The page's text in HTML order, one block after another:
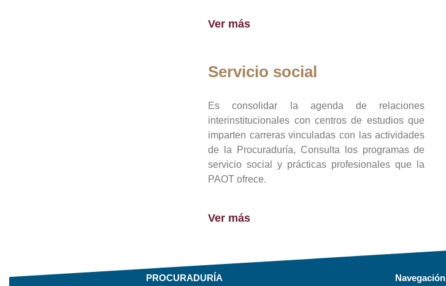
Ver más
Servicio social
Es consolidar la agenda de relaciones
interinstitucionales con centros de estudios que
imparten carreras vinculadas con las actividades
de la Procuraduría, Consulta los programas de
servicio social y prácticas profesionales que la
PAOT ofrece.
Ver más
PROCURADURÍA Navegación